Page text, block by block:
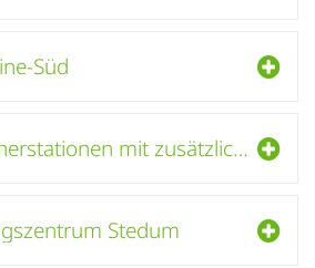
Süd
Wertstoffcontainerstationen mit zusätzlicher Sammlung von Kleinelektrogeräten
Stedum